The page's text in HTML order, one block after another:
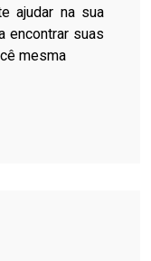
ajudar na sua
encontrar suas
mesma